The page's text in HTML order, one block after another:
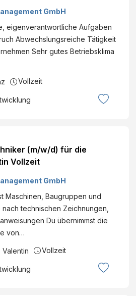
GmbH
eigenverantwortliche Aufgaben
Abwechslungsreiche Tätigkeit
Sehr gutes Betriebsklima
Vollzeit
(m/w/d) für die
Vollzeit
GmbH
Maschinen, Baugruppen und
technischen Zeichnungen,
Du übernimmst die
von…
Valentin Vollzeit